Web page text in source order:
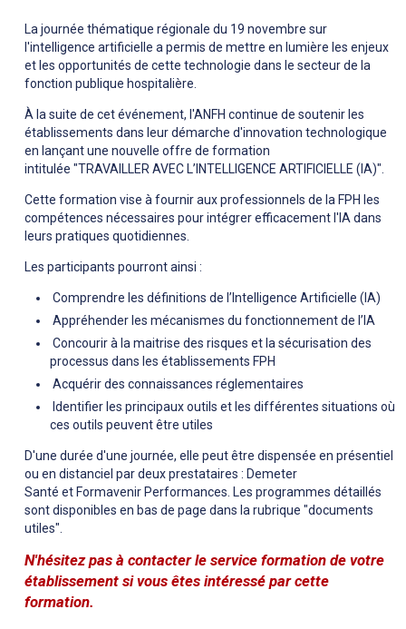
La journée thématique régionale du 19 novembre sur
l'intelligence artificielle a permis de mettre en lumière les enjeux
et les opportunités de cette technologie dans le secteur de la
fonction publique hospitalière.
À la suite de cet événement, l'ANFH continue de soutenir les
établissements dans leur démarche d'innovation technologique
en lançant une nouvelle offre de formation
intitulée "TRAVAILLER AVEC L’INTELLIGENCE ARTIFICIELLE (IA)".
Cette formation vise à fournir aux professionnels de la FPH les
compétences nécessaires pour intégrer efficacement l'IA dans
leurs pratiques quotidiennes.
Les participants pourront ainsi :
Comprendre les définitions de l’Intelligence Artificielle (IA)
Appréhender les mécanismes du fonctionnement de l’IA
Concourir à la maitrise des risques et la sécurisation des
processus dans les établissements FPH
Acquérir des connaissances réglementaires
Identifier les principaux outils et les différentes situations où
ces outils peuvent être utiles
D'une durée d'une journée, elle peut être dispensée en présentiel
ou en distanciel par deux prestataires : Demeter
Santé et Formavenir Performances. Les programmes détaillés
sont disponibles en bas de page dans la rubrique "documents
utiles".
N'hésitez pas à contacter le service formation de votre
établissement si vous êtes intéressé par cette
formation.